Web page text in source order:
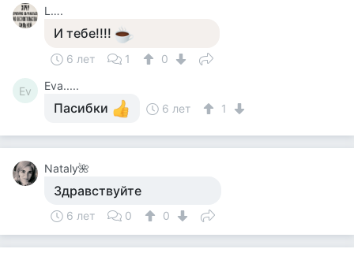
L….
И тебе!!!!
6 лет 1 0
Ev Eva.....
Пасибки 6 лет 1
Nataly🌺
Здравствуйте
6 лет 0 0